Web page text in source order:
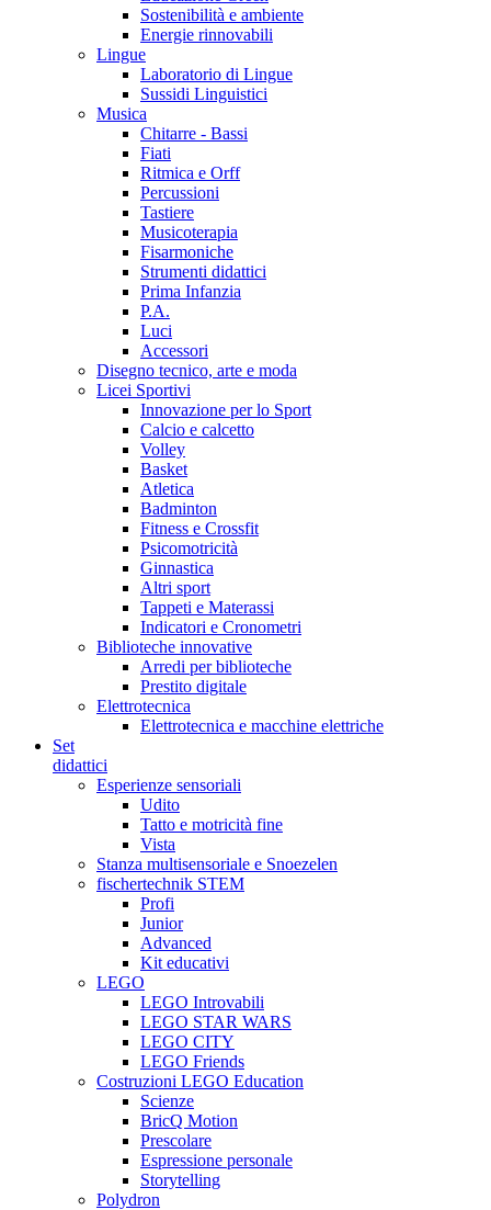
Sostenibilità e ambiente
Energie rinnovabili
Lingue
Laboratorio di Lingue
Sussidi Linguistici
Musica
Chitarre - Bassi
Fiati
Ritmica e Orff
Percussioni
Tastiere
Musicoterapia
Fisarmoniche
Strumenti didattici
Prima Infanzia
P.A.
Luci
Accessori
Disegno tecnico, arte e moda
Licei Sportivi
Innovazione per lo Sport
Calcio e calcetto
Volley
Basket
Atletica
Badminton
Fitness e Crossfit
Psicomotricità
Ginnastica
Altri sport
Tappeti e Materassi
Indicatori e Cronometri
Biblioteche innovative
Arredi per biblioteche
Prestito digitale
Elettrotecnica
Elettrotecnica e macchine elettriche
Set
didattici
Esperienze sensoriali
Udito
Tatto e motricità fine
Vista
Stanza multisensoriale e Snoezelen
fischertechnik STEM
Profi
Junior
Advanced
Kit educativi
LEGO
LEGO Introvabili
LEGO STAR WARS
LEGO CITY
LEGO Friends
Costruzioni LEGO Education
Scienze
BricQ Motion
Prescolare
Espressione personale
Storytelling
Polydron